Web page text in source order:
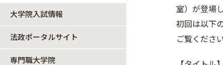
大学院入試情報
法政ポータルサイト
専門職大学院
室）が登場し
初回は以下
ご覧ください